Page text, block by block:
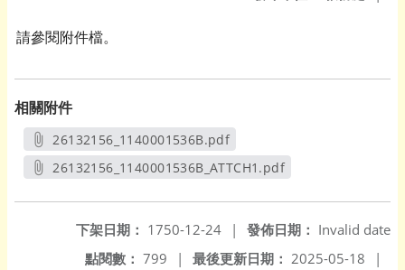
請參閱附件檔。
相關附件
26132156_1140001536B.pdf
另開新視窗
26132156_1140001536B_ATTCH1.pdf
發佈日期： Invalid date
下架日期： 1750-12-24
|
最後更新日期： 2025-05-18 |
點閱數： 799 |